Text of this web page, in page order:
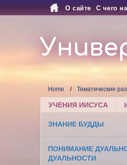
О сайте С чего
Home Тематические
УЧЕНИЯ ИИСУСА
ЗНАНИЕ БУДДЫ
ПОНИМАНИЕ
ДУАЛЬНОСТИ